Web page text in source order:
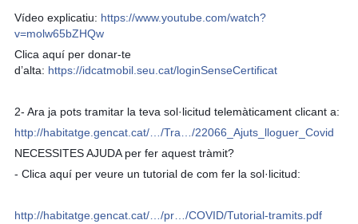
Vídeo explicatiu: https://www.youtube.com/watch?
v=molw65bZHQw
Clica aquí per donar-te
d’alta: https://idcatmobil.seu.cat/loginSenseCertificat
2- Ara ja pots tramitar la teva sol·licitud telemàticament clicant a:
http://habitatge.gencat.cat/…/Tra…/22066_Ajuts_lloguer_Covid
NECESSITES AJUDA per fer aquest tràmit?
- Clica aquí per veure un tutorial de com fer la sol·licitud:
http://habitatge.gencat.cat/…/pr…/COVID/Tutorial-tramits.pdf